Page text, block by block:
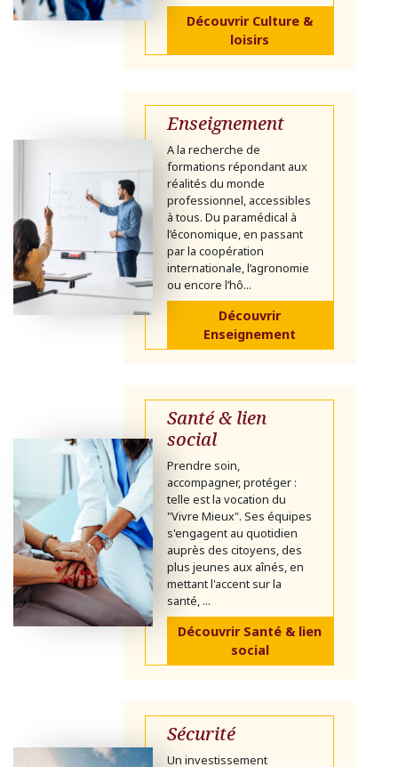
Découvrir Culture &
loisirs
Enseignement
A la recherche de
formations répondant aux
réalités du monde
professionnel, accessibles
à tous. Du paramédical à
l’économique, en passant
par la coopération
internationale, l’agronomie
ou encore l’hô...
Découvrir
Enseignement
Santé & lien
social
Prendre soin,
accompagner, protéger :
telle est la vocation du
"Vivre Mieux". Ses équipes
s'engagent au quotidien
auprès des citoyens, des
plus jeunes aux aînés, en
mettant l'accent sur la
santé, ...
Découvrir Santé & lien
social
Sécurité
Un investissement